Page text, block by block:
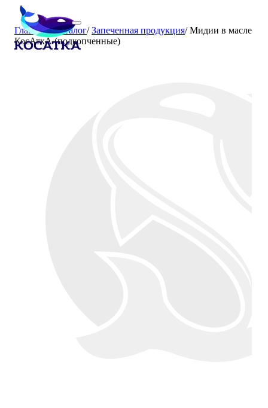
Главная/Каталог/Запеченная продукция/Мидии в масле
КосАткА (подкопченные)